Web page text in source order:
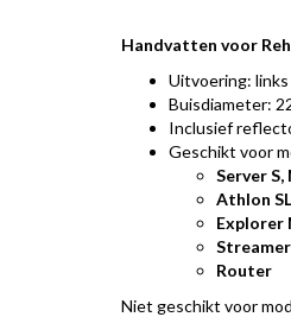
Handvatten voor
Uitvoering:
Buisdiameter:
Inclusief
Geschikt voor
Server S,
Athlon
Explorer
Streamer
Router
Niet geschikt voor